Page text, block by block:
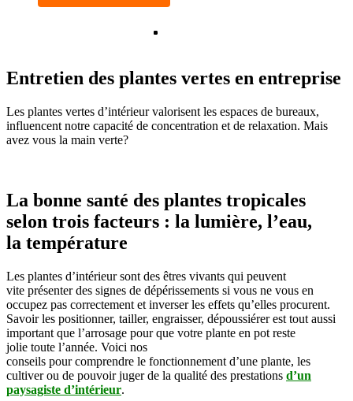
Entretien des plantes vertes en entreprise
Les plantes vertes d’intérieur valorisent les espaces de bureaux,
influencent notre capacité de concentration et de relaxation. Mais
avez vous la main verte?
La bonne santé des plantes tropicales
selon trois facteurs : la lumière, l’eau,
la température
Les plantes d’intérieur sont des êtres vivants qui peuvent
vite présenterdes signes de dépérissements si vous ne vous en
occupez pas correctement et inverser les effets qu’elles procurent.
Savoirles positionner, tailler, engraisser, dépoussiérer est tout aussi
important que l’arrosage pour que votre plante en pot reste
jolie toute l’année. Voici nos
conseils pourcomprendre le fonctionnement d’une plante, les
cultiver ou de pouvoir juger de la qualité des prestations d’un
paysagiste d’intérieur.